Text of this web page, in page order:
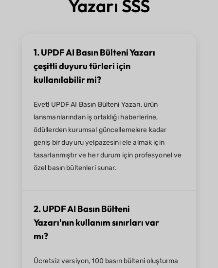
Yazarı SSS
1. UPDF AI Basın Bülteni Yazarı
çeşitli duyuru türleri için
kullanılabilir mi?
Evet! UPDF AI Basın Bülteni Yazarı, ürün
lansmanlarından iş ortaklığı haberlerine,
ödüllerden kurumsal güncellemelere kadar
geniş bir duyuru yelpazesini ele almak için
tasarlanmıştır ve her durum için profesyonel ve
özel basın bültenleri sunar.
2. UPDF AI Basın Bülteni
Yazarı'nın kullanım sınırları var
mı?
Ücretsiz versiyon, 100 basın bülteni oluşturma